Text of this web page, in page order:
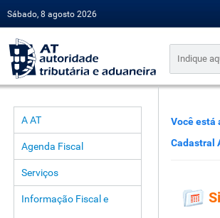
Sábado, 8 agosto 2026
A AT
Agenda Fiscal
Serviços
Informação Fiscal e
Você está
Cadastral